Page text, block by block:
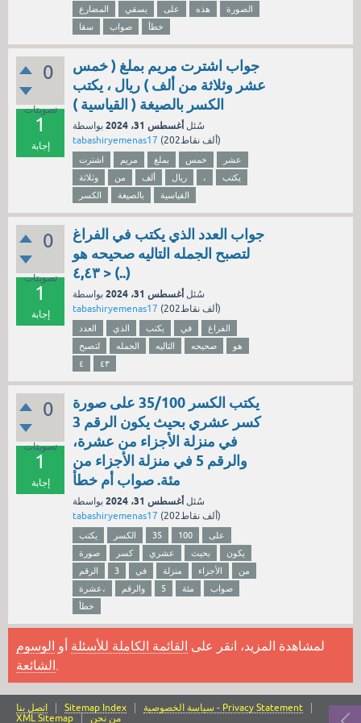
المضارع
يسقي على هذه
الصورة
سقا
صواب خطأ
0
تصويتات
1
إجابة
جواب اشترت مريم بملغ ( خمس
عشر وثلاثة من ألف ) ريال ، يكتب
الكسر بالصيغة ( القياسية )
سُئل أغسطس 31، 2024
بواسطة
tabashiryemenas17 ( 202ألف نقاط)
اشترت مريم بملغ خمس
عشر
وثلاثة
من ألف ريال ،
يكتب
الكسر
بالصيغة القياسية
0
تصويتات
1
إجابة
جواب العدد الذي يكتب في الفراغ
لتصبح الجمله التاليه صحيحه هو
٤,٤٣ > (..)
سُئل أغسطس 31، 2024
بواسطة
tabashiryemenas17 ( 202ألف نقاط)
العدد الذي يكتب في
الفراغ
لتصبح
الجمله التاليه صحيحه
هو
٤
٤٣
0
تصويتات
1
إجابة
يكتب الكسر 35/100 على صورة
كسر عشري بحيث يكون الرقم 3
في منزلة الأجزاء من عشرة،
والرقم 5 في منزلة الأجزاء من
مئة. صواب أم خطأ
سُئل أغسطس 31، 2024
بواسطة
tabashiryemenas17 ( 202ألف نقاط)
يكتب الكسر 35 100
على
صورة
كسر عشري بحيث
يكون
الرقم
3 في منزلة الأجزاء
من
عشرة،
والرقم 5 مئة
صواب
خطأ
لمشاهدة المزيد، انقر على القائمة الكاملة للأسئلة أو الوسوم
الشائعة
اتصل بنا Sitemap Index
سياسة الخصوصية - Privacy Statement
XML Sitemap
من نحن